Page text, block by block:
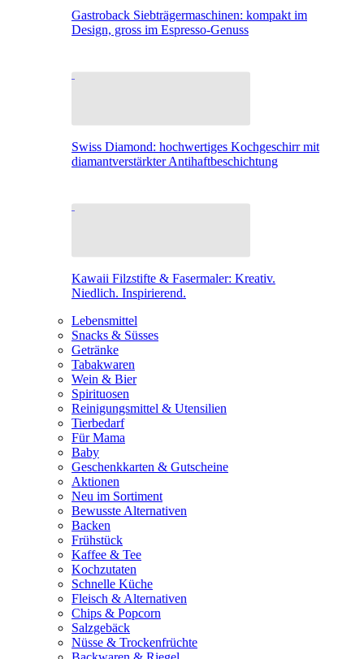
Gastroback Siebträgermaschinen: kompakt im
Design, gross im Espresso-Genuss
Swiss Diamond: hochwertiges Kochgeschirr mit
diamantverstärkter Antihaftbeschichtung
Kawaii Filzstifte & Fasermaler: Kreativ.
Niedlich. Inspirierend.
Lebensmittel
Snacks & Süsses
Getränke
Tabakwaren
Wein & Bier
Spirituosen
Reinigungsmittel & Utensilien
Tierbedarf
Für Mama
Baby
Geschenkkarten & Gutscheine
Aktionen
Neu im Sortiment
Bewusste Alternativen
Backen
Frühstück
Kaffee & Tee
Kochzutaten
Schnelle Küche
Fleisch & Alternativen
Chips & Popcorn
Salzgebäck
Nüsse & Trockenfrüchte